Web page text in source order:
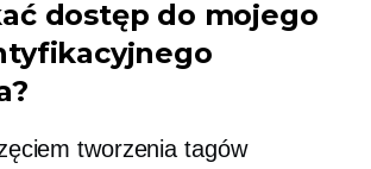
dostęp do mojego
tworzenia tagów